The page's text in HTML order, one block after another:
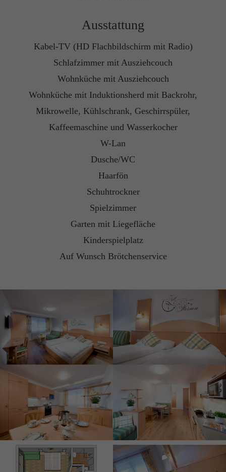
Drop us a line
info@yourdomain.com
About us
Lorem ipsum dolor sit amet, consectetuer
adipiscing elit.
Aenean commodo ligula eget dolor. Aenean
massa. Cum sociis natoque penatibus et magnis
dis parturient montes, nascetur ridiculus mus.
Donec quam felis, ultricies nec.
Ausstattung
Kabel-TV (HD Flachbildschirm mit Radio)
Schlafzimmer mit Ausziehcouch
Wohnküche mit Ausziehcouch
Wohnküche mit Induktionsherd mit Backrohr,
Mikrowelle, Kühlschrank, Geschirrspüler,
Kaffeemaschine und Wasserkocher
W-Lan
Dusche/WC
Haarfön
Schuhtrockner
Spielzimmer
Garten mit Liegefläche
Kinderspielplatz
Auf Wunsch Brötchenservice